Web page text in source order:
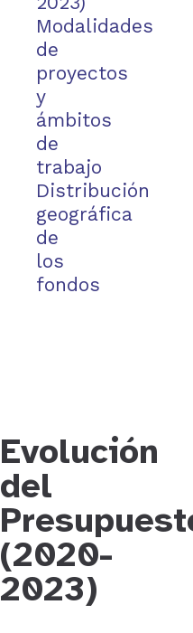
Modalidades
de
proyectos
y
ámbitos
de
trabajo
Distribución
geográfica
de
los
fondos
Evolución
del
(2020-
2023)